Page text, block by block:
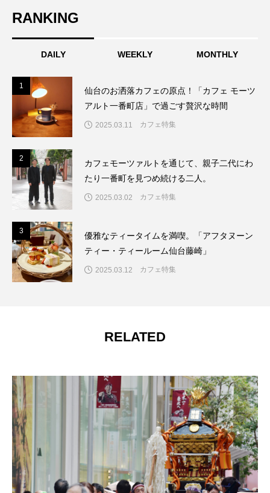
RANKING
DAILY WEEKLY MONTHLY
1
仙台のお洒落カフェの原点！「カフェ モーツ
アルト一番町店」で過ごす贅沢な時間
2025.03.11 カフェ特集
2
カフェモーツァルトを通じて、親子二代にわ
たり一番町を見つめ続ける二人。
2025.03.02 カフェ特集
3
優雅なティータイムを満喫。「アフタヌーン
ティー・ティールーム仙台藤崎」
2025.03.12 カフェ特集
RELATED